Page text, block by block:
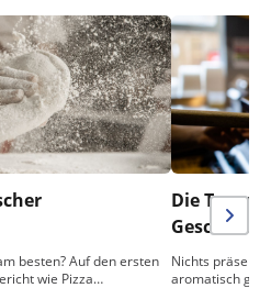
besten? Auf den ersten
wie Pizza…
Die
Nichts
aromatisch